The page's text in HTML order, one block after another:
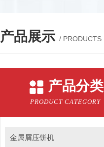
产品展示 / PRODUCTS
产品分类
PRODUCT CATEGORY
金属屑压饼机